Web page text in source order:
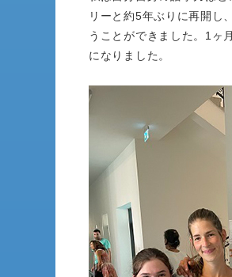
リーと約5年ぶりに再開し
うことができました。1ヶ
になりました。